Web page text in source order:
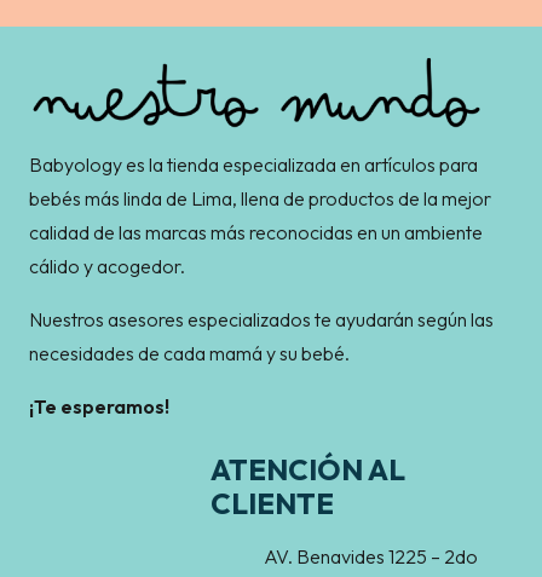
Babyology es la tienda especializada en artículos para
bebés más linda de Lima, llena de productos de la mejor
calidad de las marcas más reconocidas en un ambiente
cálido y acogedor.
Nuestros asesores especializados te ayudarán según las
necesidades de cada mamá y su bebé.
¡Te esperamos!
ATENCIÓN AL
CLIENTE
AV. Benavides 1225 – 2do